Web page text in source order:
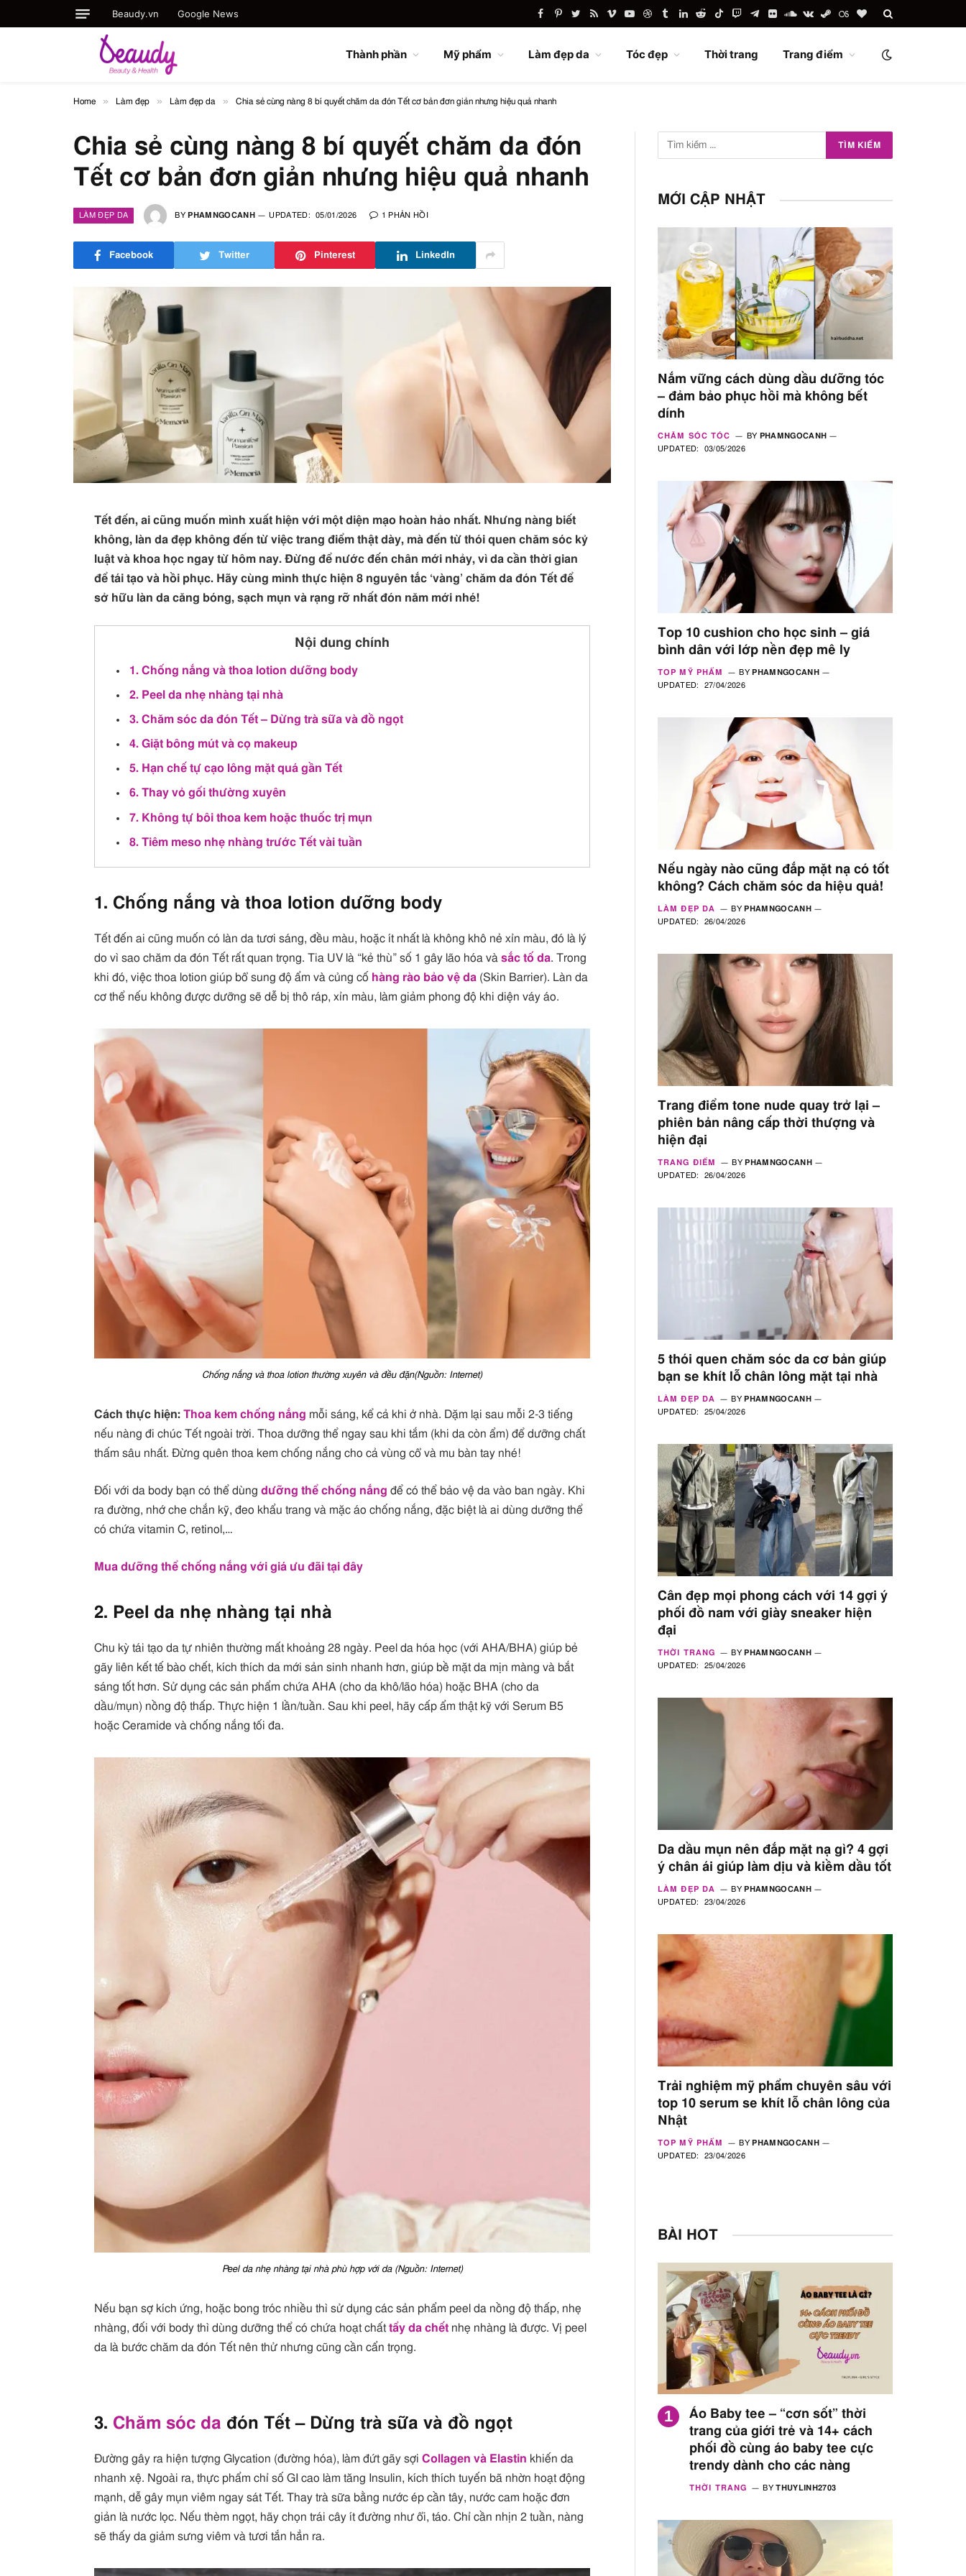
Beaudy.vn Google News
FacebookPinterest
TwitterRSSVimeoYouTube
Dribbble
TumblrLinkedIn
RedditTikTokTwitchTelegram
FlickrSoundCloud
VKontakte
SteamLast.fmBlogLovin
Thành phần Mỹ phẩm Làm đẹp da Tóc đẹp Thời trang Trang điểm
Home » Làm đẹp » Làm đẹp da » Chia sẻ cùng nàng 8 bí quyết chăm da đón Tết cơ bản đơn giản nhưng hiệu quả nhanh
Chia sẻ cùng nàng 8 bí quyết chăm da đón
Tết cơ bản đơn giản nhưng hiệu quả nhanh
LÀM ĐẸP DA BY PHAMNGOCANH UPDATED: 05/01/2026 1 PHẢN HỒI
Facebook Twitter Pinterest LinkedIn
Tết đến, ai cũng muốn mình xuất hiện với một diện mạo hoàn hảo nhất. Nhưng nàng biết
không, làn da đẹp không đến từ việc trang điểm thật dày, mà đến từ thói quen chăm sóc kỷ
luật và khoa học ngay từ hôm nay. Đừng để nước đến chân mới nhảy, vì da cần thời gian
để tái tạo và hồi phục. Hãy cùng mình thực hiện 8 nguyên tắc ‘vàng’ chăm da đón Tết để
sở hữu làn da căng bóng, sạch mụn và rạng rỡ nhất đón năm mới nhé!
Nội dung chính
1. Chống nắng và thoa lotion dưỡng body
2. Peel da nhẹ nhàng tại nhà
3. Chăm sóc da đón Tết – Dừng trà sữa và đồ ngọt
4. Giặt bông mút và cọ makeup
5. Hạn chế tự cạo lông mặt quá gần Tết
6. Thay vỏ gối thường xuyên
7. Không tự bôi thoa kem hoặc thuốc trị mụn
8. Tiêm meso nhẹ nhàng trước Tết vài tuần
1. Chống nắng và thoa lotion dưỡng body
Tết đến ai cũng muốn có làn da tươi sáng, đều màu, hoặc ít nhất là không khô nẻ xỉn màu, đó là lý
do vì sao chăm da đón Tết rất quan trọng. Tia UV là “kẻ thù” số 1 gây lão hóa vàsắc tố da. Trong
khi đó, việc thoa lotion giúp bổ sung độ ẩm và củng cố hàng rào bảo vệ da (Skin Barrier). Làn da
cơ thể nếu không được dưỡng sẽ dễ bị thô ráp, xỉn màu, làm giảm phong độ khi diện váy áo.
Chống nắng và thoa lotion thường xuyên và đều đặn(Nguồn: Internet)
Cách thực hiện: Thoa kem chống nắng mỗi sáng, kể cả khi ở nhà. Dặm lại sau mỗi 2-3 tiếng
nếu nàng đi chúc Tết ngoài trời. Thoa dưỡng thể ngay sau khi tắm (khi da còn ẩm) để dưỡng chất
thấm sâu nhất. Đừng quên thoa kem chống nắng cho cả vùng cổ và mu bàn tay nhé!
Đối với da body bạn có thể dùngdưỡng thể chống nắng để có thể bảo vệ da vào ban ngày. Khi
ra đường, nhớ che chắn kỹ, đeo khẩu trang và mặc áo chống nắng, đặc biệt là ai dùng dưỡng thể
có chứa vitamin C, retinol,…
Mua dưỡng thể chống nắng với giá ưu đãi tại đây
2. Peel da nhẹ nhàng tại nhà
Chu kỳ tái tạo da tự nhiên thường mất khoảng 28 ngày. Peel da hóa học (với AHA/BHA) giúp bẻ
gãy liên kết tế bào chết, kích thích da mới sản sinh nhanh hơn, giúp bề mặt da mịn màng và bắt
sáng tốt hơn. Sử dụng các sản phẩm chứa AHA (cho da khô/lão hóa) hoặc BHA (cho da
dầu/mụn) nồng độ thấp. Thực hiện 1 lần/tuần. Sau khi peel, hãy cấp ẩm thật kỹ với Serum B5
hoặc Ceramide và chống nắng tối đa.
Peel da nhẹ nhàng tại nhà phù hợp với da (Nguồn: Internet)
Nếu bạn sợ kích ứng, hoặc bong tróc nhiều thì sử dụng các sản phẩm peel da nồng độ thấp, nhẹ
nhàng, đối với body thì dùng dưỡng thể có chứa hoạt chấttẩy da chết nhẹ nhàng là được. Vị peel
da là bước chăm da đón Tết nên thử nhưng cũng cần cẩn trọng.
3. Chăm sóc da đón Tết – Dừng trà sữa và đồ ngọt
Đường gây ra hiện tượng Glycation (đường hóa), làm đứt gãy sợiCollagen và Elastin khiến da
nhanh xệ. Ngoài ra, thực phẩm chỉ số GI cao làm tăng Insulin, kích thích tuyến bã nhờn hoạt động
mạnh, dễ gây mụn viêm ngay sát Tết. Thay trà sữa bằng nước ép cần tây, nước cam hoặc đơn
giản là nước lọc. Nếu thèm ngọt, hãy chọn trái cây ít đường như ổi, táo. Chỉ cần nhịn 2 tuần, nàng
sẽ thấy da giảm sưng viêm và tươi tắn hẳn ra.
MỚI CẬP NHẬT
Nắm vững cách dùng dầu dưỡng tóc
– đảm bảo phục hồi mà không bết
dính
CHĂM SÓC TÓC BY PHAMNGOCANH
UPDATED:
03/05/2026
Top 10 cushion cho học sinh – giá
bình dân với lớp nền đẹp mê ly
TOP MỸ PHẨM BY PHAMNGOCANH
UPDATED:
27/04/2026
Nếu ngày nào cũng đắp mặt nạ có tốt
không? Cách chăm sóc da hiệu quả!
LÀM ĐẸP DA BY PHAMNGOCANH
UPDATED:
26/04/2026
Trang điểm tone nude quay trở lại –
phiên bản nâng cấp thời thượng và
hiện đại
TRANG ĐIỂM BY PHAMNGOCANH
UPDATED:
26/04/2026
5 thói quen chăm sóc da cơ bản giúp
bạn se khít lỗ chân lông mặt tại nhà
LÀM ĐẸP DA BY PHAMNGOCANH
UPDATED:
25/04/2026
Cân đẹp mọi phong cách với 14 gợi ý
phối đồ nam với giày sneaker hiện
đại
THỜI TRANG BY PHAMNGOCANH
UPDATED:
25/04/2026
Da dầu mụn nên đắp mặt nạ gì? 4 gợi
ý chân ái giúp làm dịu và kiềm dầu tốt
LÀM ĐẸP DA BY PHAMNGOCANH
UPDATED:
23/04/2026
Trải nghiệm mỹ phẩm chuyên sâu với
top 10 serum se khít lỗ chân lông của
Nhật
TOP MỸ PHẨM BY PHAMNGOCANH
UPDATED:
23/04/2026
BÀI HOT
Áo Baby tee – “cơn sốt” thời
trang của giới trẻ và 14+ cách
phối đồ cùng áo baby tee cực
trendy dành cho các nàng
THỜI TRANG BY THUYLINH2703